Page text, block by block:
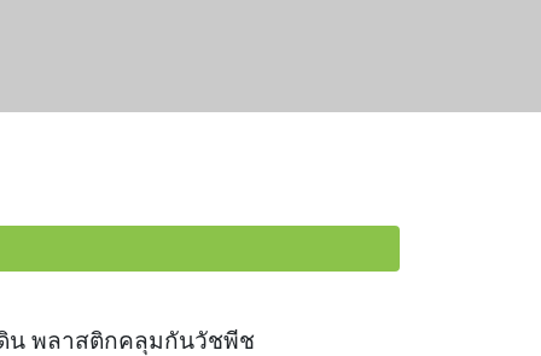
น พลาสติกคลุมกันวัชพีช